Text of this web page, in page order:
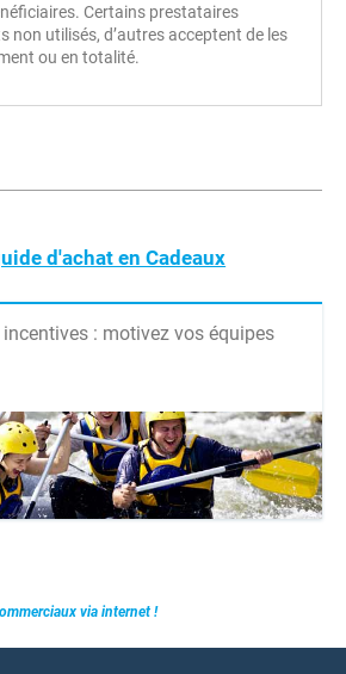
Certains prestataires
non utilisés, d’autres acceptent de les
ou en totalité.
d'achat en Cadeaux
: motivez vos équipes
via internet !